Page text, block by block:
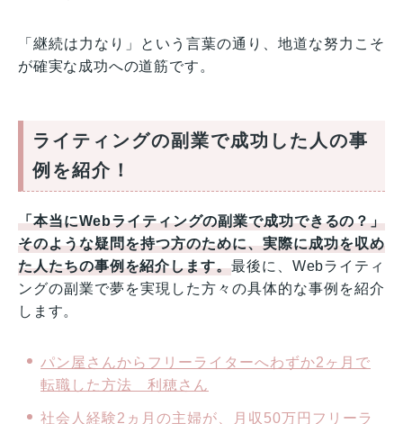
「継続は力なり」という言葉の通り、地道な努力こそ
が確実な成功への道筋です。
ライティングの副業で成功した人の事
例を紹介！
「本当にWebライティングの副業で成功できるの？」
そのような疑問を持つ方のために、実際に成功を収め
た人たちの事例を紹介します。最後に、Webライティ
ングの副業で夢を実現した方々の具体的な事例を紹介
します。
パン屋さんからフリーライターへわずか2ヶ月で
転職した方法 利穂さん
社会人経験2ヵ月の主婦が、月収50万円フリーラ